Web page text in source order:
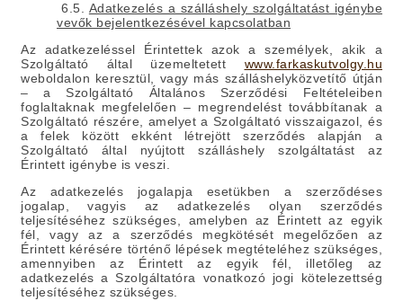
6.5. Adatkezelés a szálláshely szolgáltatást igénybe
vevők bejelentkezésével kapcsolatban
Az adatkezeléssel Érintettek azok a személyek, akik a
Szolgáltató által üzemeltetett www.farkaskutvolgy.hu
weboldalon keresztül, vagy más szálláshelyközvetítő útján
– a Szolgáltató Általános Szerződési Feltételeiben
foglaltaknak megfelelően – megrendelést továbbítanak a
Szolgáltató részére, amelyet a Szolgáltató visszaigazol, és
a felek között ekként létrejött szerződés alapján a
Szolgáltató által nyújtott szálláshely szolgáltatást az
Érintett igénybe is veszi.
Az adatkezelés jogalapja esetükben a szerződéses
jogalap, vagyis az adatkezelés olyan szerződés
teljesítéséhez szükséges, amelyben az Érintett az egyik
fél, vagy az a szerződés megkötését megelőzően az
Érintett kérésére történő lépések megtételéhez szükséges,
amennyiben az Érintett az egyik fél, illetőleg az
adatkezelés a Szolgáltatóra vonatkozó jogi kötelezettség
teljesítéséhez szükséges.